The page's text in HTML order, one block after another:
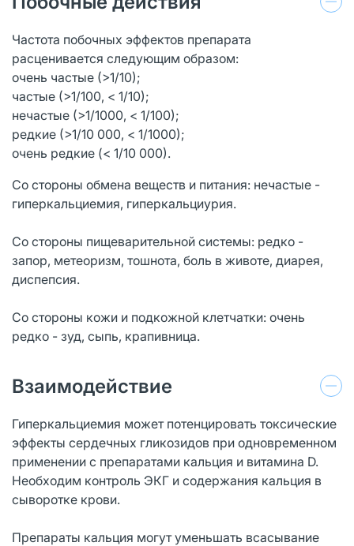
Частота побочных эффектов препарата
расценивается следующим образом:
очень частые (>1/10);
частые (>1/100, < 1/10);
нечастые (>1/1000, < 1/100);
редкие (>1/10 000, < 1/1000);
очень редкие (< 1/10 000).
Со стороны обмена веществ и питания: нечастые -
гиперкальциемия, гиперкальциурия.
Со стороны пищеварительной системы: редко -
запор, метеоризм, тошнота, боль в животе, диарея,
диспепсия.
Со стороны кожи и подкожной клетчатки: очень
редко - зуд, сыпь, крапивница.
Взаимодействие
Гиперкальциемия может потенцировать токсические
эффекты сердечных гликозидов при одновременном
применении с препаратами кальция и витамина D.
Необходим контроль ЭКГ и содержания кальция в
сыворотке крови.
Препараты кальция могут уменьшать всасывание